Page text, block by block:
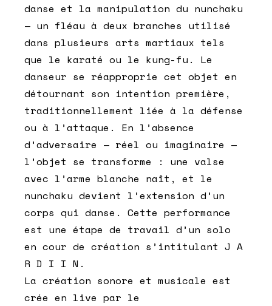
danse et la manipulation du nunchaku
— un fléau à deux branches utilisé
dans plusieurs arts martiaux tels
que le karaté ou le kung-fu. Le
danseur se réapproprie cet objet en
détournant son intention première,
traditionnellement liée à la défense
ou à l’attaque. En l’absence
d’adversaire — réel ou imaginaire —
l’objet se transforme : une valse
avec l’arme blanche naît, et le
nunchaku devient l’extension d’un
corps qui danse. Cette performance
est une étape de travail d’un solo
en cour de création s’intitulant J A
R D I I N.
La création sonore et musicale est
crée en live par le